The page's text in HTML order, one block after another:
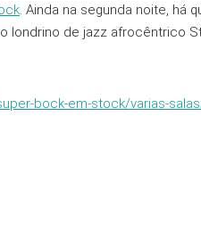
. Ainda na segunda noite, há
londrino de jazz afrocêntrico
bock-em-stock/varias-